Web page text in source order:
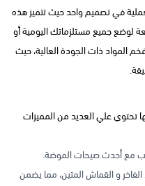
في تصميم واحد حيث تتميز هذه
لوضع جميع مستلزماتك اليومية أو
المواد ذات الجودة العالية، حيث
تحتوي علي العديد من المميزات
مع أحدث صيحات الموضة.
و القماش المتين، مما يضمن